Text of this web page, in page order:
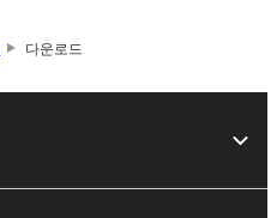
다운로드